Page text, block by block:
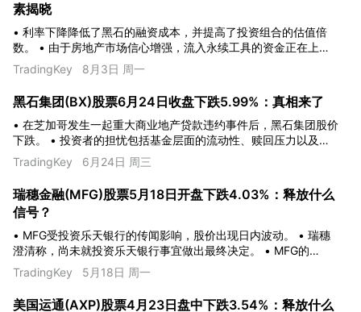
素揭晓
• 利率下降降低了黑石的融资成本，并提高了投资组合的估值倍
数。 • 由于房地产市场信心增强，流入永续工具的资金正在上
升。 • 向私人财富和保险渠道的拓展使该公司的资本基础更加多
元化。
TradingKey 8月3日 周一
黑石集团(BX)股票6月24日收盘下跌5.99%：真相来了
• 在芝加哥发生一起重大商业地产贷款违约事件后，黑石集团股价
下跌。 • 投资者的担忧包括基金层面的流动性、赎回压力以及高
企的人工智能基础设施债务。 • 第二季度营收预测未能抵消市场
对退出市场活动缓慢的担忧。
TradingKey 6月24日 周三
瑞穗金融(MFG)股票5月18日开盘下跌4.03%：释放什么
信号？
• MFG受投资乐天银行的传闻影响，股价出现日内波动。 • 瑞穗
澄清称，尚未就投资乐天银行事宜做出最终决定。 • MFG的
MACD显示买入信号，RSI处于中性，Williams %R处于超卖状
态。
TradingKey 5月18日 周一
美国运通(AXP)股票4月23日盘中下跌3.54%：释放什么